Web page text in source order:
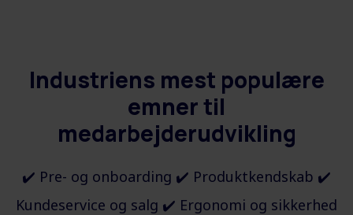
Industriens mest populære
emner til
medarbejderudvikling
✔️ Pre- og onboarding ✔️ Produktkendskab ✔️
Kundeservice og salg ✔️ Ergonomi og sikkerhed